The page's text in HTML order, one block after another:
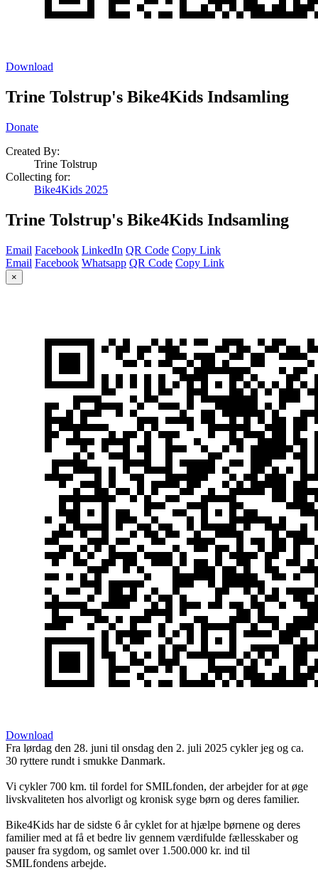
Download
Trine Tolstrup's Bike4Kids Indsamling
Donate
Created By:
Trine Tolstrup
Collecting for:
Bike4Kids 2025
Trine Tolstrup's Bike4Kids Indsamling
Email Facebook LinkedIn QR Code Copy Link
Email Facebook Whatsapp QR Code Copy Link
×
Download
Fra lørdag den 28. juni til onsdag den 2. juli 2025 cykler jeg og ca.
30 ryttere rundt i smukke Danmark.
Vi cykler 700 km. til fordel for SMILfonden, der arbejder for at øge
livskvaliteten hos alvorligt og kronisk syge børn og deres familier.
Bike4Kids har de sidste 6 år cyklet for at hjælpe børnene og deres
familier med at få et bedre liv gennem værdifulde fællesskaber og
pauser fra sygdom, og samlet over 1.500.000 kr. ind til
SMILfondens arbejde.